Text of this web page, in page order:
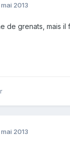
2013
de grenats, mais il
2013